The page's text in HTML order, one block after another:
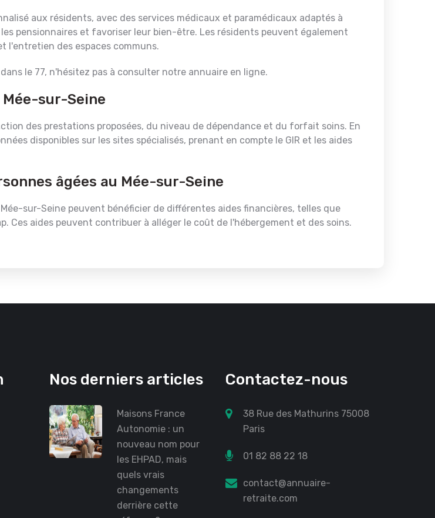
aux résidents, avec des services médicaux et paramédicaux adaptés à
pensionnaires et favoriser leur bien-être. Les résidents peuvent également
l'entretien des espaces communs.
le 77, n'hésitez pas à consulter notre annuaire en ligne.
sur-Seine
des prestations proposées, du niveau de dépendance et du forfait soins. En
disponibles sur les sites spécialisés, prenant en compte le GIR et les aides
âgées au Mée-sur-Seine
sur-Seine peuvent bénéficier de différentes aides financières, telles que
Ces aides peuvent contribuer à alléger le coût de l'hébergement et des soins.
Nos derniers articles
Maisons France
Autonomie : un
nouveau nom pour
les EHPAD, mais
quels vrais
changements
derrière cette
Contactez-nous
38 Rue des Mathurins 75008
Paris
01 82 88 22 18
contact@annuaire-
retraite.com